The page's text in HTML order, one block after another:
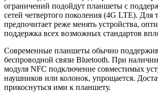
ограничений подойдут планшеты с
сетей четвертого поколения (4G LTE). Для
предпочитает реже менять устройства,
поддержка всех возможных стандартов
Современные планшеты обычно
беспроводной связи Bluetooth. При наличии
модуля NFC подключение совместимых
наушников или колонок, упрощается.
прикоснуться ими к планшету.